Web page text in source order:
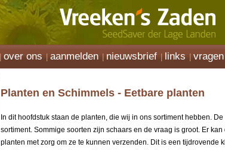
over ons aanmelden nieuwsbrief links vragen
Planten en Schimmels - Eetbare planten
In dit hoofdstuk staan de planten, die wij in ons sortiment hebben.
sortiment. Sommige soorten zijn schaars en de vraag is groot. Er
planten met zorg om ze te kunnen verzenden. Dit is een tijdrovende